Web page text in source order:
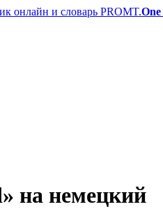
PROMT.One
на немецкий